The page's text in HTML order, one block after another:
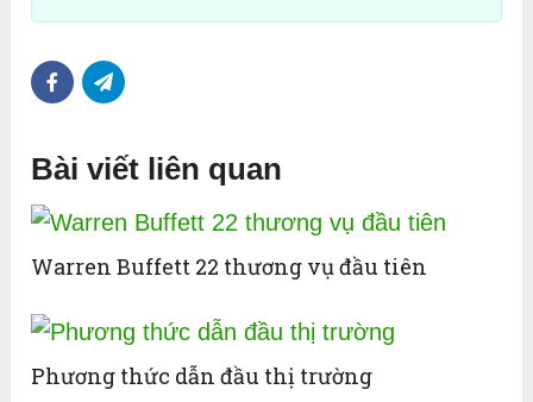
Bài viết liên quan
Warren Buffett 22 thương vụ đầu tiên
Phương thức dẫn đầu thị trường